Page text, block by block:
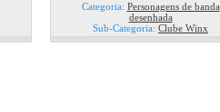
Categoria: Personagens de banda
desenhada
Sub-Categoria: Clube Winx